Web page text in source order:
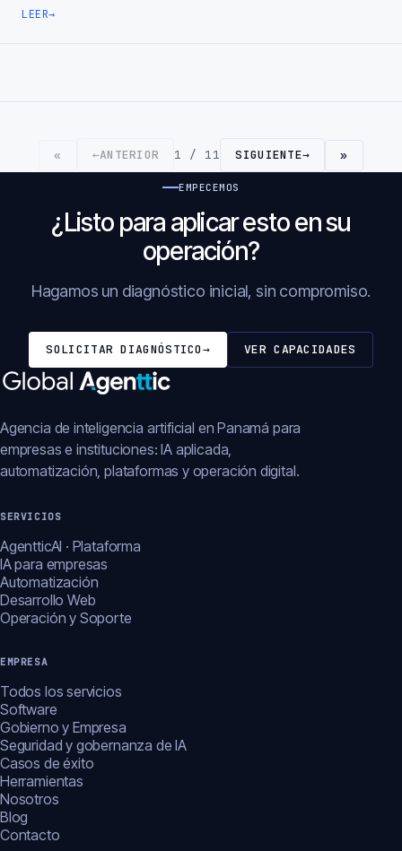
LEER→
« ←ANTERIOR 1 / 11 SIGUIENTE→ »
EMPECEMOS
¿Listo para aplicar esto en su
operación?
Hagamos un diagnóstico inicial, sin compromiso.
SOLICITAR DIAGNÓSTICO→ VER CAPACIDADES
Agencia de inteligencia artificial en Panamá para
empresas e instituciones: IA aplicada,
automatización, plataformas y operación digital.
SERVICIOS
AgentticAI · Plataforma
IA para empresas
Automatización
Desarrollo Web
Operación y Soporte
EMPRESA
Todos los servicios
Software
Gobierno y Empresa
Seguridad y gobernanza de IA
Casos de éxito
Herramientas
Nosotros
Blog
Contacto